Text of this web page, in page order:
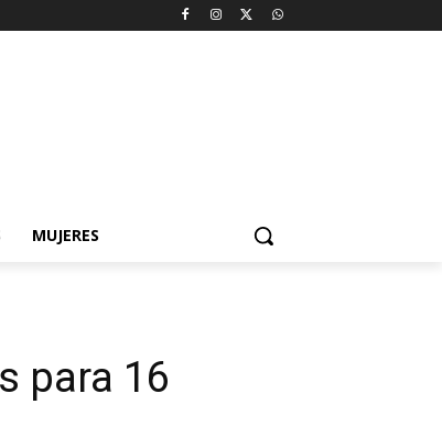
MUJERES
para 16